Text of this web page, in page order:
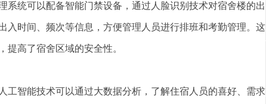
统可以配备智能门禁设备，通过人脸识别技术对宿舍楼的出
入时间、频次等信息，方便管理人员进行排班和考勤管理。这
高了宿舍区域的安全性。
智能技术可以通过大数据分析，了解住宿人员的喜好、需求